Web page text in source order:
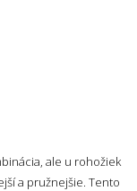
ale u rohožiek
a pružnejšie. Tento